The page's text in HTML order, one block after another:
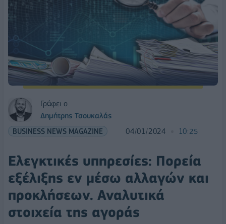
Γράφει ο
Δημήτρης Τσουκαλάς
BUSINESS NEWS MAGAZINE 04/01/2024 10:25
Ελεγκτικές υπηρεσίες: Πορεία
εξέλιξης εν μέσω αλλαγών και
προκλήσεων. Αναλυτικά
στοιχεία της αγοράς